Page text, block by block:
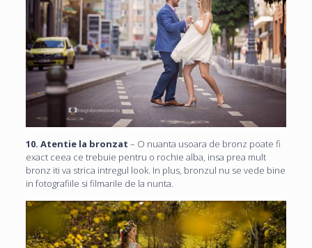
10. Atentie la bronzat – O nuanta usoara de bronz poate fi
exact ceea ce trebuie pentru o rochie alba, insa prea mult
bronz iti va strica intregul look. In plus, bronzul nu se vede bine
in fotografiile si filmarile de la nunta.